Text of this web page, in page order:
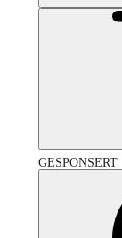
GESPONSERT